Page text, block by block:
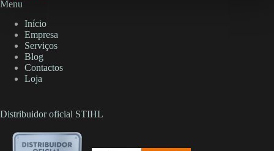
Menu
Início
Empresa
Serviços
Blog
Contactos
Loja
Distribuidor oficial STIHL